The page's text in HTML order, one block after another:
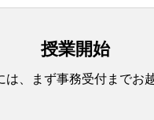
授業開始
は、まず事務受付までお